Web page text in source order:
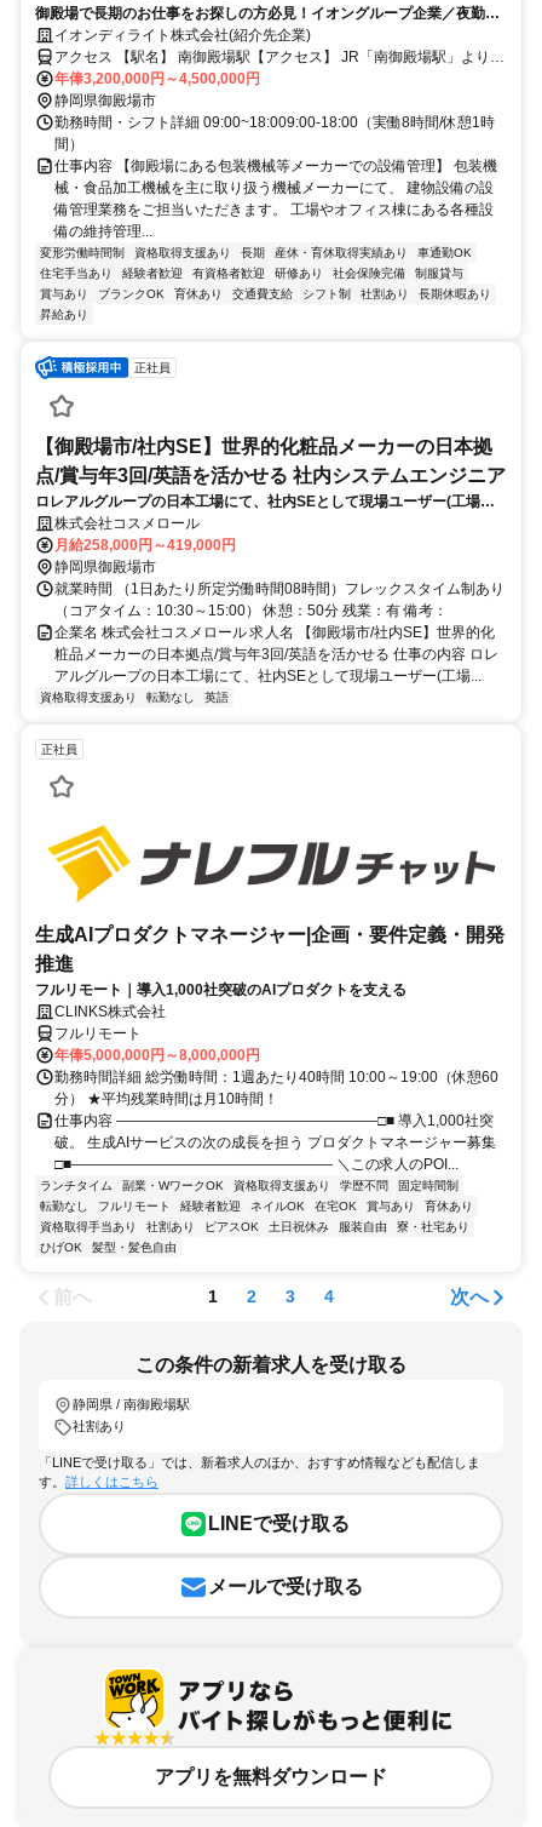
御殿場で長期のお仕事をお探しの方必見！イオングループ企業／夜勤・
宿直勤務なし／9:00～18:00勤務のみ／長期雇用_設備管理
イオンディライト株式会社(紹介先企業)
アクセス 【駅名】 南御殿場駅【アクセス】 JR「南御殿場駅」より車
で8分 ※車通勤推奨
年俸3,200,000円～4,500,000円
静岡県御殿場市
勤務時間・シフト詳細 09:00~18:009:00-18:00（実働8時間/休憩1時
間）
仕事内容 【御殿場にある包装機械等メーカーでの設備管理】 包装機
械・食品加工機械を主に取り扱う機械メーカーにて、 建物設備の設
備管理業務をご担当いただきます。 工場やオフィス棟にある各種設
備の維持管理...
変形労働時間制 資格取得支援あり 長期 産休・育休取得実績あり
車通勤OK
住宅手当あり
経験者歓迎 有資格者歓迎 研修あり 社会保険完備
制服貸与
賞与あり
ブランクOK 育休あり 交通費支給 シフト制 社割あり
長期休暇あり
昇給あり
正社員
【御殿場市/社内SE】世界的化粧品メーカーの日本拠
点/賞与年3回/英語を活かせる 社内システムエンジニア
ロレアルグループの日本工場にて、社内SEとして現場ユーザー(工場従
業員)をサポートしていただきます。経験・適正に応じて、インフラ領域
またはアプリケーション領域のいずれかを中心にお任せする予定です。
株式会社コスメロール
月給258,000円～419,000円
静岡県御殿場市
就業時間 （1日あたり所定労働時間08時間）フレックスタイム制あり
（コアタイム：10:30～15:00） 休憩：50分 残業：有 備考：
企業名 株式会社コスメロール 求人名 【御殿場市/社内SE】世界的化
粧品メーカーの日本拠点/賞与年3回/英語を活かせる 仕事の内容 ロレ
アルグループの日本工場にて、社内SEとして現場ユーザー(工場...
資格取得支援あり 転勤なし 英語
正社員
生成AIプロダクトマネージャー|企画・要件定義・開発
推進
フルリモート｜導入1,000社突破のAIプロダクトを支える
CLINKS株式会社
フルリモート
年俸5,000,000円～8,000,000円
勤務時間詳細 総労働時間：1週あたり40時間 10:00～19:00（休憩60
分） ★平均残業時間は月10時間！
仕事内容 ――――――――――――――――――□■ 導入1,000社突
破。 生成AIサービスの次の成長を担う プロダクトマネージャー募集
□■―――――――――――――――――― ＼この求人のPOI...
ランチタイム 副業・WワークOK 資格取得支援あり 学歴不問
固定時間制
転勤なし
フルリモート 経験者歓迎 ネイルOK 在宅OK 賞与あり
育休あり
資格取得手当あり
社割あり ピアスOK 土日祝休み 服装自由
寮・社宅あり
ひげOK
髪型・髪色自由
前へ 1 2 3 4 次へ
この条件の新着求人を受け取る
静岡県 / 南御殿場駅
社割あり
「LINEで受け取る」では、新着求人のほか、おすすめ情報なども配信しま
す。 詳しくはこちら
LINEで受け取る
メールで受け取る
アプリを無料ダウンロード